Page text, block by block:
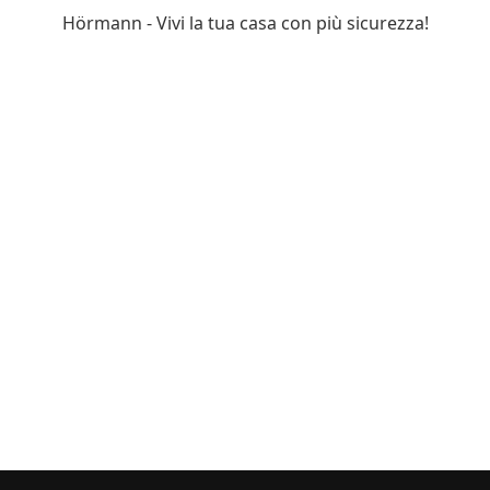
Hörmann - Vivi la tua casa con più sicurezza!